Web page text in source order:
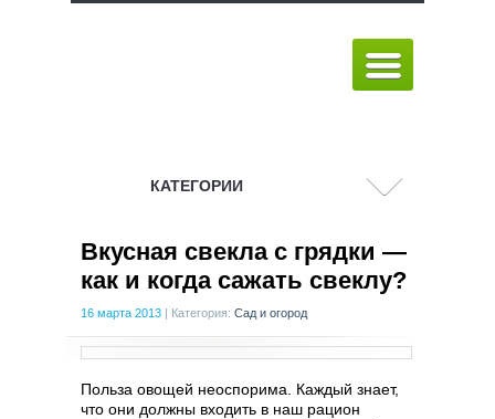
КАТЕГОРИИ
Вкусная свекла с грядки —
как и когда сажать свеклу?
16 марта 2013 | Категория: Сад и огород
Польза овощей неоспорима. Каждый знает,
что они должны входить в наш рацион